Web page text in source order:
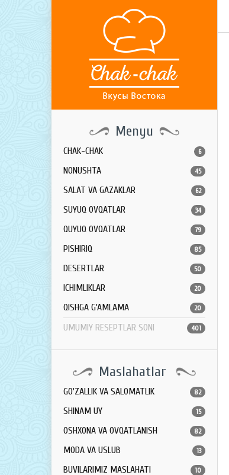
Menyu
CHAK-CHAK 6
NONUSHTA 45
SALAT VA GAZAKLAR 62
SUYUQ OVQATLAR 34
QUYUQ OVQATLAR 79
PISHIRIQ 85
DESERTLAR 50
ICHIMLIKLAR 20
QISHGA G'AMLAMA 20
UMUMIY RESEPTLAR SONI 401
Maslahatlar
GO'ZALLIK VA SALOMATLIK 82
SHINAM UY 15
OSHXONA VA OVQATLANISH 82
MODA VA USLUB 13
BUVILARIMIZ MASLAHATI 10